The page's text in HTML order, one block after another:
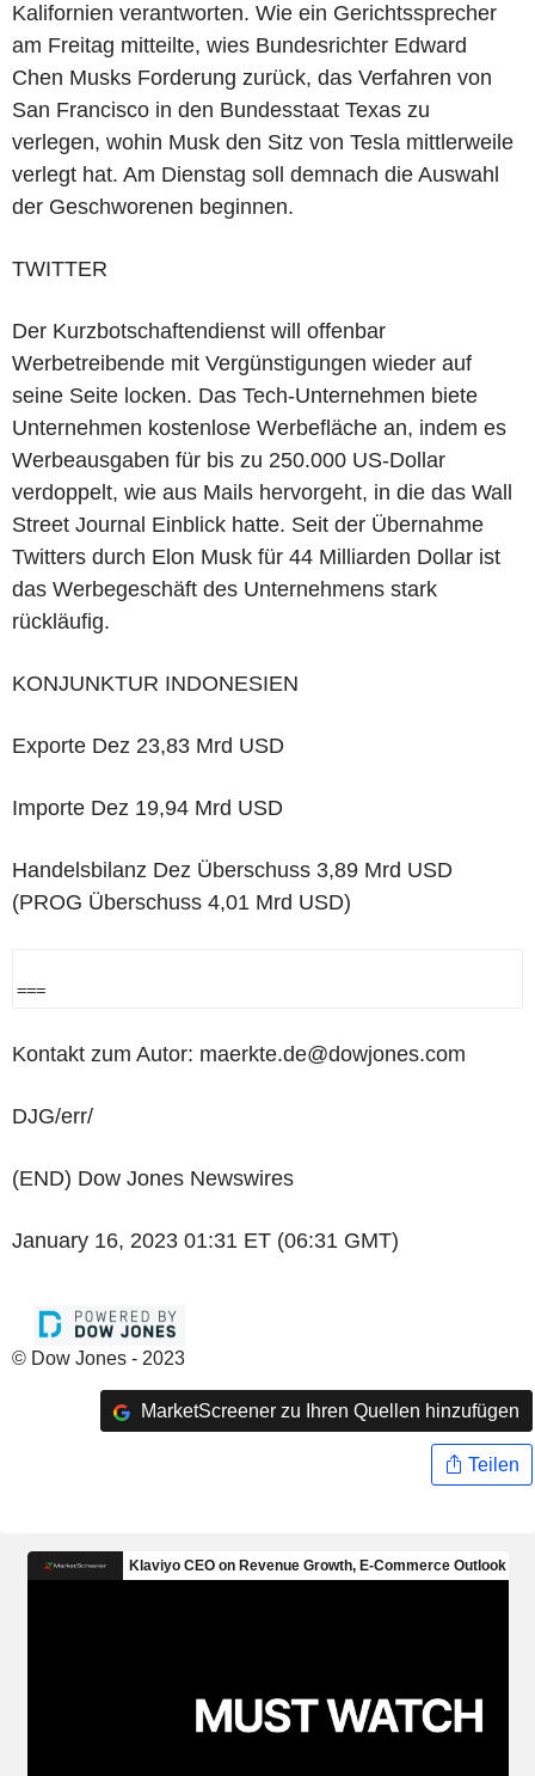
Kalifornien verantworten. Wie ein Gerichtssprecher
am Freitag mitteilte, wies Bundesrichter Edward
Chen Musks Forderung zurück, das Verfahren von
San Francisco in den Bundesstaat Texas zu
verlegen, wohin Musk den Sitz von Tesla mittlerweile
verlegt hat. Am Dienstag soll demnach die Auswahl
der Geschworenen beginnen.
TWITTER
Der Kurzbotschaftendienst will offenbar
Werbetreibende mit Vergünstigungen wieder auf
seine Seite locken. Das Tech-Unternehmen biete
Unternehmen kostenlose Werbefläche an, indem es
Werbeausgaben für bis zu 250.000 US-Dollar
verdoppelt, wie aus Mails hervorgeht, in die das Wall
Street Journal Einblick hatte. Seit der Übernahme
Twitters durch Elon Musk für 44 Milliarden Dollar ist
das Werbegeschäft des Unternehmens stark
rückläufig.
KONJUNKTUR INDONESIEN
Exporte Dez 23,83 Mrd USD
Importe Dez 19,94 Mrd USD
Handelsbilanz Dez Überschuss 3,89 Mrd USD
(PROG Überschuss 4,01 Mrd USD)
===
Kontakt zum Autor: maerkte.de@dowjones.com
DJG/err/
(END) Dow Jones Newswires
January 16, 2023 01:31 ET (06:31 GMT)
© Dow Jones - 2023
MarketScreener zu Ihren Quellen hinzufügen
Teilen